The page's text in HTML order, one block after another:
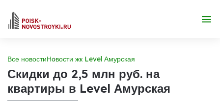
Все новостиНовости жк Level Амурская
Скидки до 2,5 млн руб. на
квартиры в Level Амурская